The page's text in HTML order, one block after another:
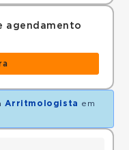
agendamento
Arritmologista em